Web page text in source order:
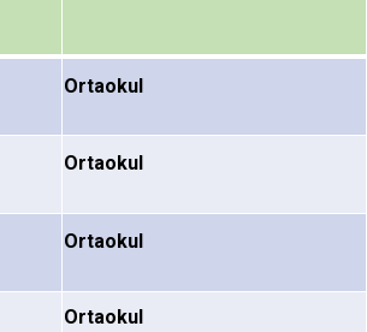
Ortaokul
Ortaokul
Ortaokul
Ortaokul